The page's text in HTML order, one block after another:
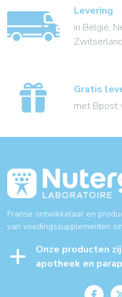
Levering
in België,
Zwitserland
Gratis
met Bpost
Franse ontwikkelaar en
van voedingssupplementen
Onze producten
apotheek en